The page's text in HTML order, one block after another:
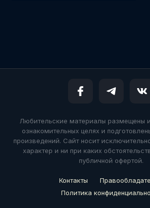
Любительские материалы размещены
ознакомительных целях и
произведений. Сайт носит
характер и ни при каких
публичной офертой.
Контакты
Политика